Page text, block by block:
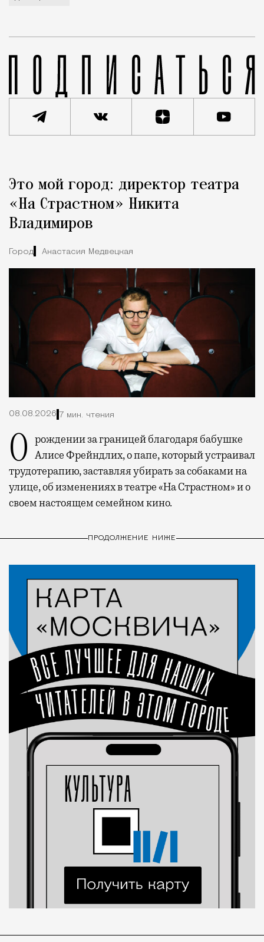
Город
Это мой город: директор театра
«На Страстном» Никита
Владимиров
Город Анастасия Медвецкая
08.08.2026 7 мин. чтения
О рождении за границей благодаря бабушке Алисе Фрейндлих, о папе, который устраивал
трудотерапию, заставляя убирать за собаками на
улице, об изменениях в театре «На Страстном» и о
своем настоящем семейном кино.
ПРОДОЛЖЕНИЕ НИЖЕ